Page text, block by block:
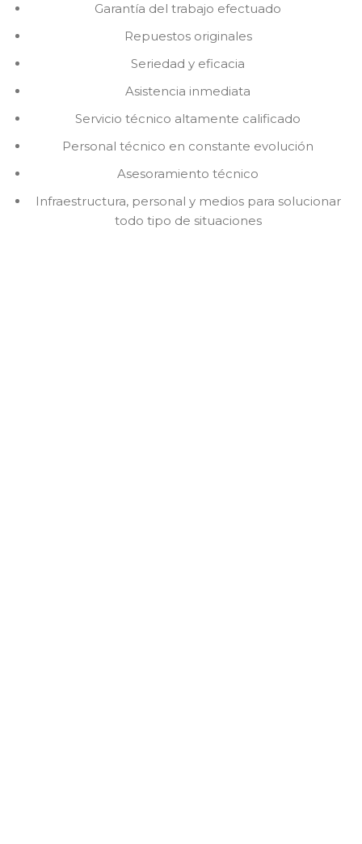
Garantía del trabajo efectuado
Repuestos originales
Seriedad y eficacia
Asistencia inmediata
Servicio técnico altamente calificado
Personal técnico en constante evolución
Asesoramiento técnico
Infraestructura, personal y medios para solucionar
todo tipo de situaciones